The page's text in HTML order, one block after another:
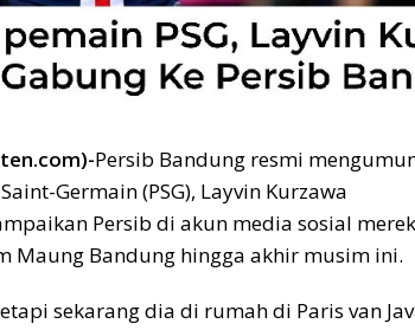
Persib Bandung resmi
Germain (PSG), Layvin Kurzawa
Persib di akun media sosial
Maung Bandung hingga akhir musim ini.
sekarang dia di rumah di Paris van